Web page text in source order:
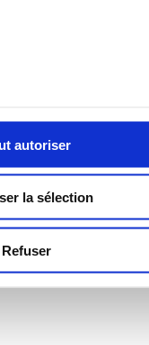
autoriser
la sélection
Refuser